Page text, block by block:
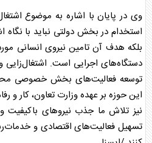
وی در پایان با اشاره به موضوع
استخدام در بخش دولتی نباید با نگاه
بلکه هدف آن تامین نیروی انسانی
دستگاه‌های اجرایی است. اشتغال‌زایی
توسعه فعالیت‌های بخش خصوصی
این حوزه بر عهده وزارت تعاون، کار و
نیز تلاش ما جذب نیروهای باکیفیت
تسهیل فعالیت‌های اقتصادی و